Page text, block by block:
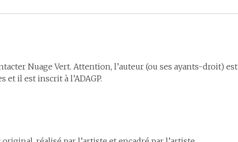
Nuage Vert. Attention, l’auteur (ou ses ayants-droit) est
il est inscrit à l’ADAGP.